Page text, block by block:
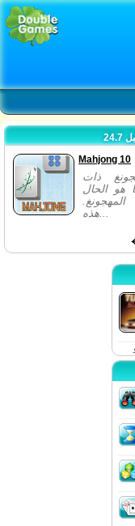
Mahjong 10
ذات
هو الحال
هذه...